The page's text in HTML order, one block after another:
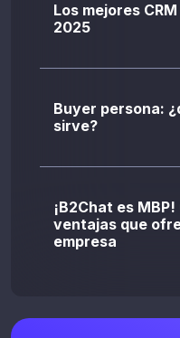
Los mejores
2025
Buyer persona:
sirve?
¡B2Chat es
ventajas que
empresa